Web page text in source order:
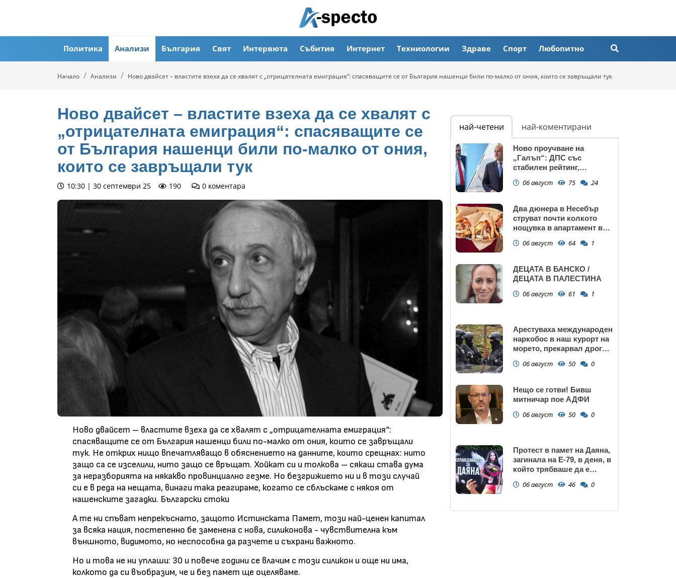
Политика Анализи България Свят Интервюта Събития Интернет Техниологии Здраве Спорт Любопитно
Начало Анализи Ново двайсет – властите взеха да се хвалят с „отрицателната емиграция“: спасяващите се от България нашенци били по-малко от ония, които се завръщали тук
Ново двайсет – властите взеха да се хвалят с
„отрицателната емиграция“: спасяващите се
от България нашенци били по-малко от ония,
които се завръщали тук
10:30 | 30 септември 25 190 0 коментара
Ново двайсет – властите взеха да се хвалят с „отрицателната емиграция“:
спасяващите се от България нашенци били по-малко от ония, които се завръщали
тук. Не открих нищо впечатляващо в обяснението на данните, които срещнах: нито
защо са се изселили, нито защо се връщат. Хойкат си и толкова – сякаш става дума
за неразборията на някакво провинциално гезме. Но безгрижието ни и в този случай
си е в реда на нещата, винаги така реагираме, когато се сблъскаме с някоя от
нашенските загадки. Български стоки
А те ни спъват непрекъснато, защото Истинската Памет, този най-ценен капитал
за всяка нация, постепенно бе заменена с нова, силиконова - чувствителна към
външното, видимото, но неспособна да разчете и съхрани важното.
Но и това не ни уплаши: 30 и повече години се влачим с този силикон и още ни има,
колкото да си въобразим, че и без памет ще оцеляваме.
най-четени най-коментирани
Ново проучване на
„Галъп“: ДПС със
стабилен рейтинг,
запазва
06 август 75 24
Два дюнера в Несебър
струват почти колкото
нощувка в апартамент в
06 август 64 1
ДЕЦАТА В БАНСКО /
ДЕЦАТА В ПАЛЕСТИНА
06 август 61 1
Арестуваха международен
наркобос в наш курорт на
морето, прекарвал дрога
06 август 50 0
Нещо се готви! Бивш
митничар пое АДФИ
06 август 50 0
Протест в памет на Даяна,
загинала на Е-79, в деня, в
който трябваше да е
06 август 46 0